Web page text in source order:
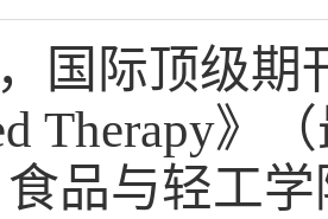
国际顶级期
Therapy》
品与轻工学